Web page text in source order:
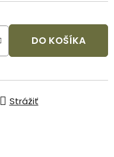
DO KOŠÍKA
Strážiť